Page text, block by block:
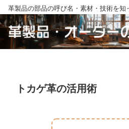
革製品の部品の呼び名・素材・技術を知
トカゲ革の活用術